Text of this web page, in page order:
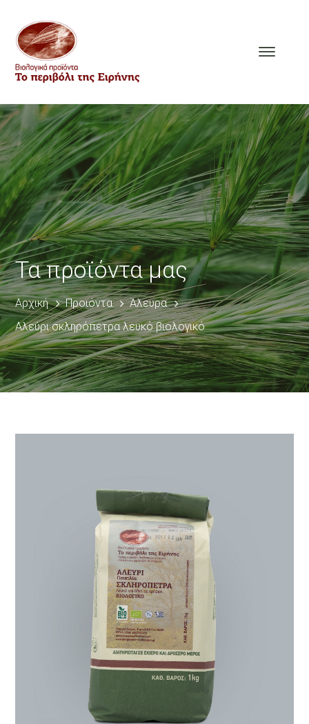
Τα προϊόντα μας
Αρχική Προϊόντα
Άλευρα
Αλεύρι σκληρόπετρα λευκό βιολογικό